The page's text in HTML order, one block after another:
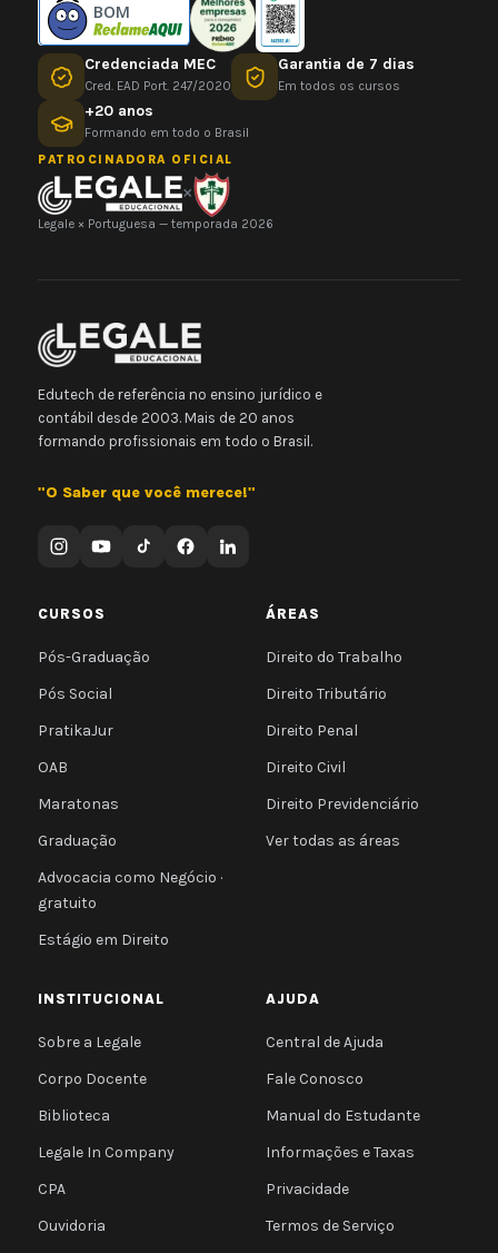
BOM
Credenciada MEC
Cred. EAD Port. 247/2020
Garantia de 7 dias
Em todos os cursos
+20 anos
Formando em todo o Brasil
PATROCINADORA OFICIAL
×
Legale × Portuguesa — temporada 2026
Edutech de referência no ensino jurídico e
contábil desde 2003. Mais de 20 anos
formando profissionais em todo o Brasil.
"O Saber que você merece!"
CURSOS
Pós-Graduação
Pós Social
PratikaJur
OAB
Maratonas
Graduação
Advocacia como Negócio ·
gratuito
Estágio em Direito
ÁREAS
Direito do Trabalho
Direito Tributário
Direito Penal
Direito Civil
Direito Previdenciário
Ver todas as áreas
INSTITUCIONAL
Sobre a Legale
Corpo Docente
Biblioteca
Legale In Company
CPA
Ouvidoria
AJUDA
Central de Ajuda
Fale Conosco
Manual do Estudante
Informações e Taxas
Privacidade
Termos de Serviço